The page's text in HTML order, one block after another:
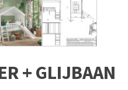
+ GLIJBAAN